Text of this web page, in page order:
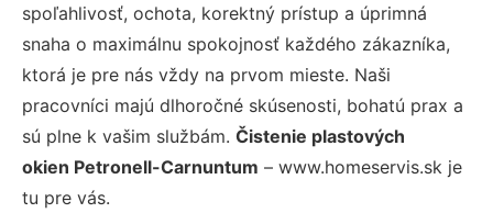
spoľahlivosť, ochota, korektný prístup a úprimná
snaha o maximálnu spokojnosť každého zákazníka,
ktorá je pre nás vždy na prvom mieste. Naši
pracovníci majú dlhoročné skúsenosti, bohatú prax a
sú plne k vašim službám. Čistenie plastových
okien Petronell-Carnuntum – www.homeservis.sk je
tu pre vás.